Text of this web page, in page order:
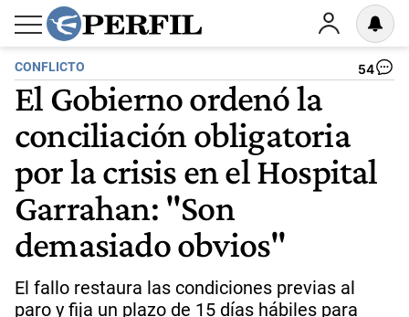
CONFLICTO 54
El Gobierno ordenó la
conciliación obligatoria
por la crisis en el Hospital
Garrahan: "Son
demasiado obvios"
El fallo restaura las condiciones previas al
paro y fija un plazo de 15 días hábiles para